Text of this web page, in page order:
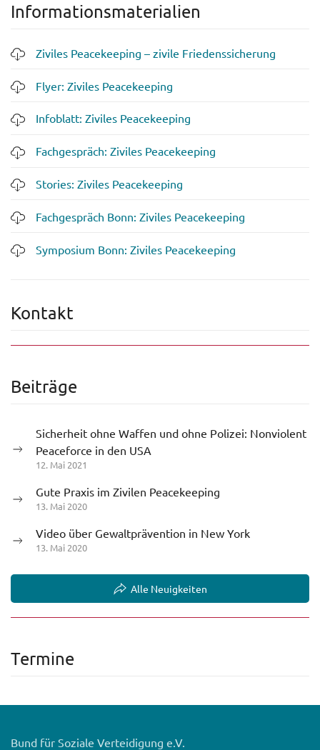
Informationsmaterialien
Ziviles Peacekeeping – zivile Friedenssicherung
Flyer: Ziviles Peacekeeping
Infoblatt: Ziviles Peacekeeping
Fachgespräch: Ziviles Peacekeeping
Stories: Ziviles Peacekeeping
Fachgespräch Bonn: Ziviles Peacekeeping
Symposium Bonn: Ziviles Peacekeeping
Kontakt
Beiträge
Sicherheit ohne Waffen und ohne Polizei: Nonviolent
Peaceforce in den USA
12. Mai 2021
Gute Praxis im Zivilen Peacekeeping
13. Mai 2020
Video über Gewaltprävention in New York
13. Mai 2020
Alle Neuigkeiten
Termine
Bund für Soziale Verteidigung e.V.